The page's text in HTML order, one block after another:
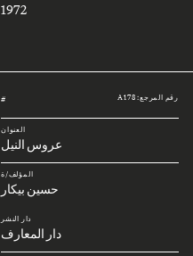
1972
رقم المرجع: A178 #
العنوان
عروس النيل
المؤلف/ة
حسين بيكار
دار النشر
دار المعارف